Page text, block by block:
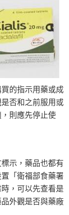
的指示用藥或成
否和之前服用或
則應先停止使
示，藥品也都有
「衛福部食藥署
，可以先查看是
外觀是否與藥廠